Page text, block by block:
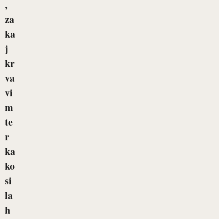
,
za
ka
j
kr
va
vi
m
te
r
ka
ko
si
la
h